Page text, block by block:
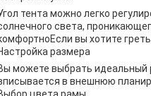
тента можно легко
света,
вы хотите
размера
можете выбрать идеальный
в внешнюю